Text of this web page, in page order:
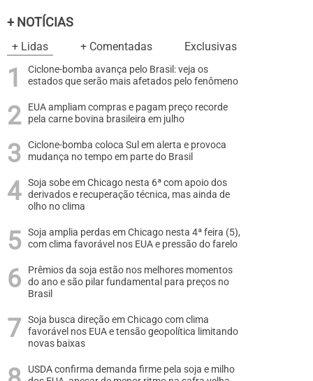
+ NOTÍCIAS
+ Lidas + Comentadas Exclusivas
Ciclone-bomba avança pelo Brasil: veja os
estados que serão mais afetados pelo fenômeno
EUA ampliam compras e pagam preço recorde
pela carne bovina brasileira em julho
Ciclone-bomba coloca Sul em alerta e provoca
mudança no tempo em parte do Brasil
Soja sobe em Chicago nesta 6ª com apoio dos
derivados e recuperação técnica, mas ainda de
olho no clima
Soja amplia perdas em Chicago nesta 4ª feira (5),
com clima favorável nos EUA e pressão do farelo
Prêmios da soja estão nos melhores momentos
do ano e são pilar fundamental para preços no
Brasil
Soja busca direção em Chicago com clima
favorável nos EUA e tensão geopolítica limitando
novas baixas
USDA confirma demanda firme pela soja e milho